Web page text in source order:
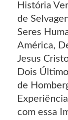
História
de
Seres
América,
Jesus
Dois
de
com essa